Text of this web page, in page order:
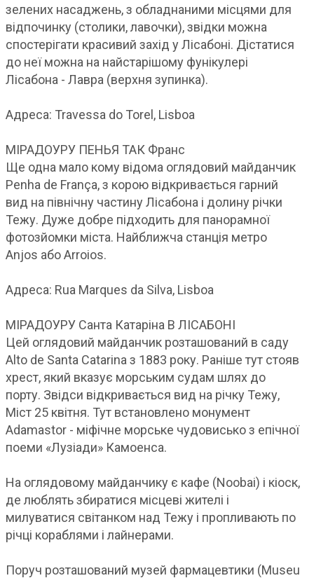
зелених насаджень, з обладнаними місцями для
відпочинку (столики, лавочки), звідки можна
спостерігати красивий захід у Лісабоні. Дістатися
до неї можна на найстарішому фунікулері
Лісабона - Лавра (верхня зупинка).
Адреса: Travessa do Torel, Lisboa
МІРАДОУРУ ПЕНЬЯ ТАК Франс
Ще одна мало кому відома оглядовий майданчик
Penha de França, з корою відкривається гарний
вид на північну частину Лісабона і долину річки
Тежу. Дуже добре підходить для панорамної
фотозйомки міста. Найближча станція метро
Anjos або Arroios.
Адреса: Rua Marques da Silva, Lisboa
МІРАДОУРУ Санта Катаріна В ЛІСАБОНІ
Цей оглядовий майданчик розташований в саду
Alto de Santa Catarina з 1883 року. Раніше тут стояв
хрест, який вказує морським судам шлях до
порту. Звідси відкривається вид на річку Тежу,
Міст 25 квітня. Тут встановлено монумент
Adamastor - міфічне морське чудовисько з епічної
поеми «Лузіади» Камоенса.
На оглядовому майданчику є кафе (Noobai) і кіоск,
де люблять збиратися місцеві жителі і
милуватися світанком над Тежу і пропливають по
річці кораблями і лайнерами.
Поруч розташований музей фармацевтики (Museu